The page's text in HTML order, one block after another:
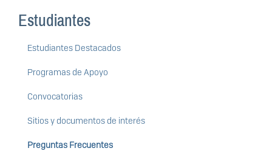
Estudiantes
Estudiantes Destacados
Programas de Apoyo
Convocatorias
Sitios y documentos de interés
Preguntas Frecuentes